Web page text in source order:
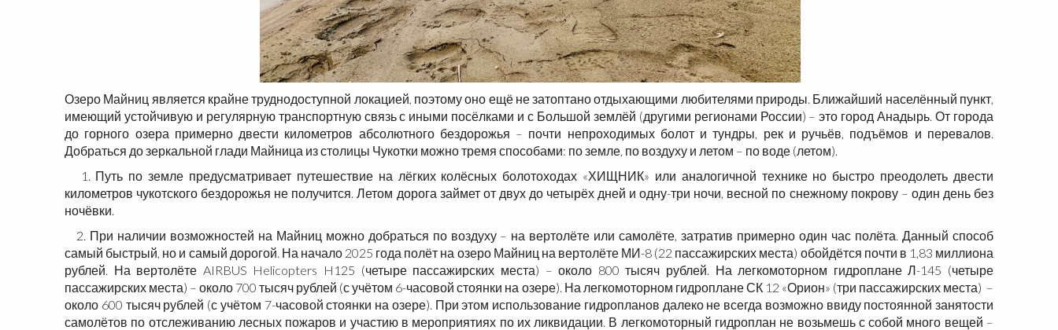
Озеро Майниц является крайне труднодоступной локацией, поэтому оно ещё не затоптано отдыхающими любителями природы. Ближайший населённый пункт,
имеющий устойчивую и регулярную транспортную связь с иными посёлками и с Большой землёй (другими регионами России) – это город Анадырь. От города
до горного озера примерно двести километров абсолютного бездорожья – почти непроходимых болот и тундры, рек и ручьёв, подъёмов и перевалов.
Добраться до зеркальной глади Майница из столицы Чукотки можно тремя способами: по земле, по воздуху и летом – по воде (летом).
1. Путь по земле предусматривает путешествие на лёгких колёсных болотоходах «ХИЩНИК» или аналогичной технике но быстро преодолеть двести
километров чукотского бездорожья не получится. Летом дорога займет от двух до четырёх дней и одну-три ночи, весной по снежному покрову – один день без
ночёвки.
2. При наличии возможностей на Майниц можно добраться по воздуху – на вертолёте или самолёте, затратив примерно один час полёта. Данный способ
самый быстрый, но и самый дорогой. На начало 2025 года полёт на озеро Майниц на вертолёте МИ-8 (22 пассажирских места) обойдётся почти в 1,83 миллиона
рублей. На вертолёте AIRBUS Helicopters H125 (четыре пассажирских места) – около 800 тысяч рублей. На легкомоторном гидроплане Л-145 (четыре
пассажирских места) – около 700 тысяч рублей (с учётом 6-часовой стоянки на озере) На легкомоторном гидроплане СК 12 «Орион» (три пассажирских места) –
около 600 тысяч рублей (с учётом 7-часовой стоянки на озере). При этом использование гидропланов далеко не всегда возможно ввиду постоянной занятости
самолётов по отслеживанию лесных пожаров и участию в мероприятиях по их ликвидации. В легкомоторный гидроплан не возьмешь с собой много вещей –